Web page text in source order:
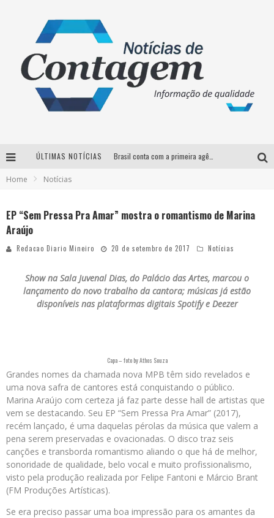
ÚLTIMAS NOTÍCIAS
Home Notícias
EP “Sem Pressa Pra Amar” mostra o romantismo de Marina
Araújo
Redacao Diario Mineiro 20 de setembro de 2017 Notícias
Show na Sala Juvenal Dias, do Palácio das Artes, marcou o
lançamento do novo trabalho da cantora; músicas já estão
disponíveis nas plataformas digitais Spotify e Deezer
Capa – foto by Athos Souza
Grandes nomes da chamada nova MPB têm sido revelados e
uma nova safra de cantores está conquistando o público.
Marina Araújo com certeza já faz parte desse hall de artistas que
vem se destacando. Seu EP “Sem Pressa Pra Amar” (2017),
recém lançado, é uma daquelas pérolas da música que valem a
pena serem preservadas e ovacionadas. O disco traz seis
canções e transborda romantismo aliando o que há de melhor,
sonoridade de qualidade, belo vocal e muito profissionalismo,
visto pela produção realizada por Felipe Fantoni e Márcio Brant
(FM Produções Artísticas).
Se era preciso passar uma boa impressão para os amantes da